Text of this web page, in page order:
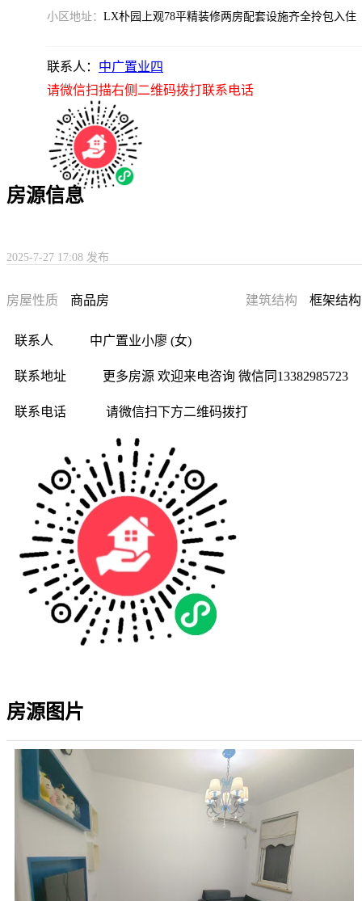
小区地址： LX朴园上观78平精装修两房配套设施齐全拎包入住
联系人： 中广置业四
请微信扫描右侧二维码拨打联系电话
房源信息
2025-7-27 17:08 发布
房屋性质 商品房 建筑结构 框架结构
联系人 中广置业小廖 (女)
联系地址 更多房源 欢迎来电咨询 微信同13382985723
联系电话 请微信扫下方二维码拨打
房源图片